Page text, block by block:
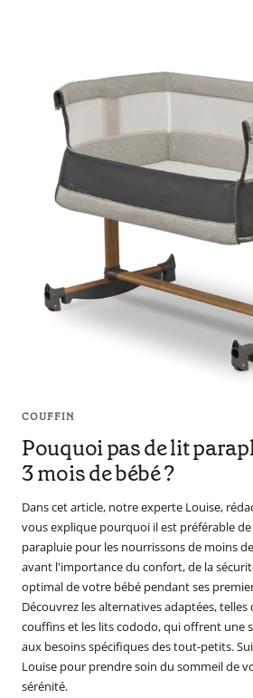
COUFFIN
Pouquoi pas de lit
3 mois de bébé ?
Dans cet article, notre experte Louise,
vous explique pourquoi il est préférable
parapluie pour les nourrissons de moins
avant l'importance du confort, de la
optimal de votre bébé pendant ses
Découvrez les alternatives adaptées, telles
couffins et les lits cododo, qui offrent une
aux besoins spécifiques des tout-petits.
Louise pour prendre soin du sommeil de
sérénité.